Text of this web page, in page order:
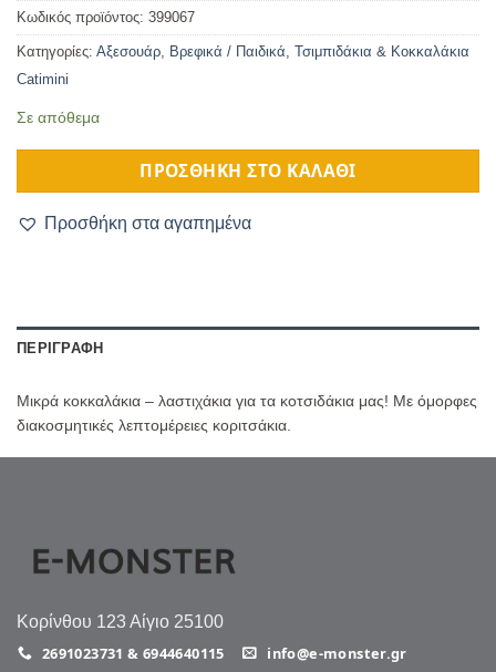
Κωδικός προϊόντος: 399067
Κατηγορίες: Αξεσουάρ Βρεφικά / Παιδικά Τσιμπιδάκια & Κοκκαλάκια
Catimini
Σε απόθεμα
ΠΡΟΣΘΉΚΗ ΣΤΟ ΚΑΛΆΘΙ
Προσθήκη στα αγαπημένα
ΠΕΡΙΓΡΑΦΉ
Μικρά κοκκαλάκια – λαστιχάκια για τα κοτσιδάκια μας! Με όμορφες
διακοσμητικές λεπτομέρειες κοριτσάκια.
Κορίνθου 123 Αίγιο 25100
2691023731 & 6944640115 info@e-monster.gr